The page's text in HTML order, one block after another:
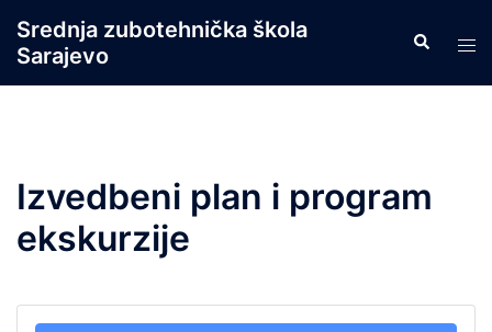
content
Srednja zubotehnička škola
Sarajevo
Search
Izvedbeni plan i program
ekskurzije